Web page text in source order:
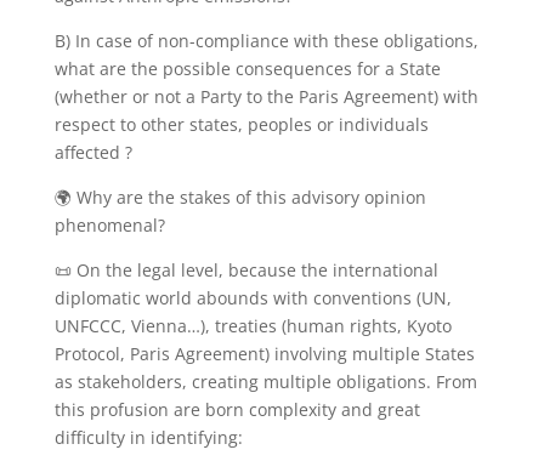
B) In case of non-compliance with these obligations,
what are the possible consequences for a State
(whether or not a Party to the Paris Agreement) with
respect to other states, peoples or individuals
affected ?
🌍 Why are the stakes of this advisory opinion
phenomenal?
📜 On the legal level, because the international
diplomatic world abounds with conventions (UN,
UNFCCC, Vienna…), treaties (human rights, Kyoto
Protocol, Paris Agreement) involving multiple States
as stakeholders, creating multiple obligations. From
this profusion are born complexity and great
difficulty in identifying: